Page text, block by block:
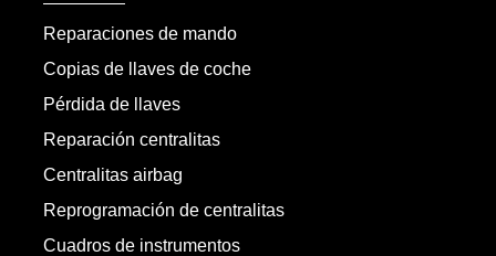
Reparaciones de mando
Copias de llaves de coche
Pérdida de llaves
Reparación centralitas
Centralitas airbag
Reprogramación de centralitas
Cuadros de instrumentos